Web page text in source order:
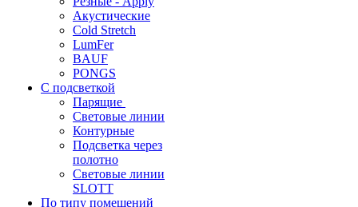
Акустические
Cold Stretch
LumFer
BAUF
PONGS
С подсветкой
Парящие
Световые линии
Контурные
Подсветка через
полотно
Световые линии
SLOTT
По типу помещений